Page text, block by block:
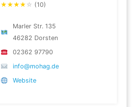
★★★★ ☆ (10)
Marler Str. 135
46282 Dorsten
02362 97790
info@mohag.de
Website